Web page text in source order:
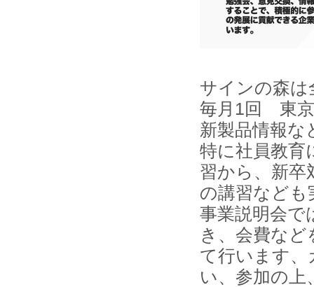
サインの森は
毎月1回 東京
新製品情報な
特に社員教育
習から、新卒
の講習など
事業説明会で
き、会費な
て行います
い、参加の上